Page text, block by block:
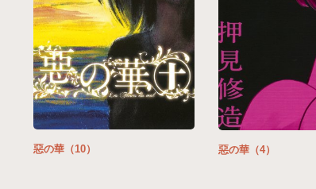
惡の華（10） 惡の華（4）